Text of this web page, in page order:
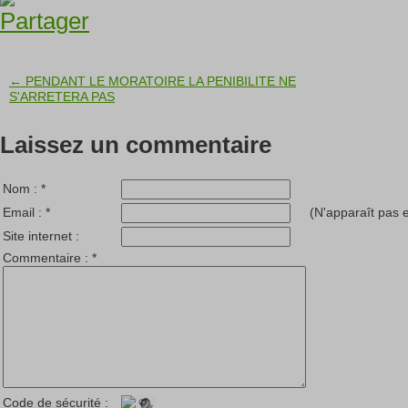
← PENDANT LE MORATOIRE LA PENIBILITE NE
S'ARRETERA PAS
Laissez un commentaire
Nom : *
Email : *
(N'apparaît pas
Site internet :
Commentaire : *
Code de sécurité :